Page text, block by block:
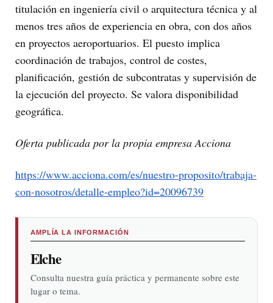
titulación en ingeniería civil o arquitectura técnica y al
menos tres años de experiencia en obra, con dos años
en proyectos aeroportuarios. El puesto implica
coordinación de trabajos, control de costes,
planificación, gestión de subcontratas y supervisión de
la ejecución del proyecto. Se valora disponibilidad
geográfica.
Oferta publicada por la propia empresa Acciona
https://www.acciona.com/es/nuestro-proposito/trabaja-
con-nosotros/detalle-empleo?id=20096739
AMPLÍA LA INFORMACIÓN
Elche
Consulta nuestra guía práctica y permanente sobre este
lugar o tema.